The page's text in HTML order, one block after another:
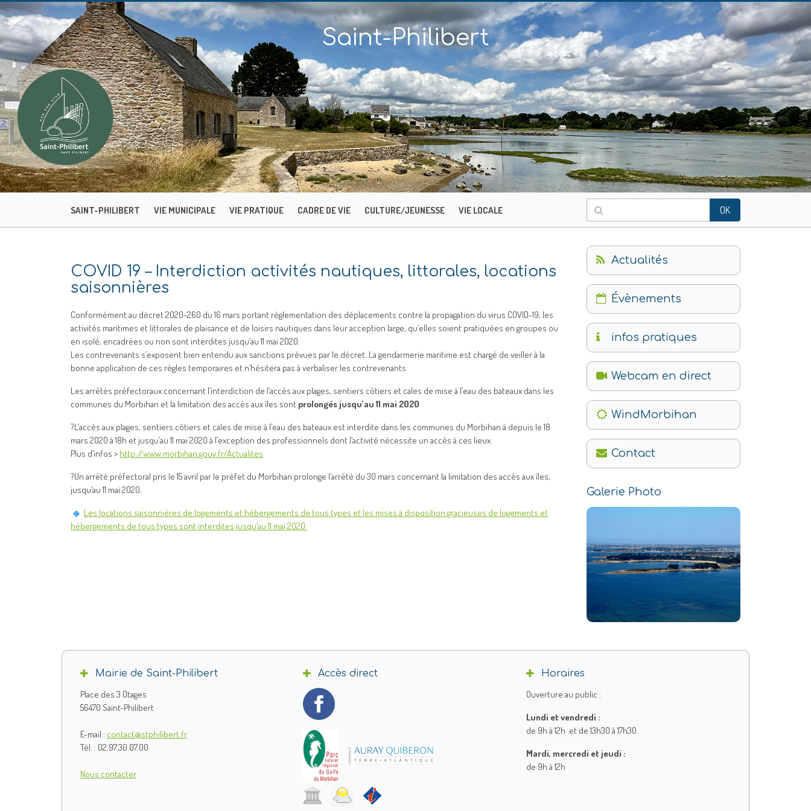
Saint-Philibert
SAINT-PHILIBERT VIE MUNICIPALE VIE PRATIQUE CADRE DE VIE CULTURE/JEUNESSE VIE LOCALE OK
COVID 19 – Interdiction activités nautiques, littorales, locations
saisonnières
Conformément au décret 2020-260 du 16 mars portant réglementation des déplacements contre la propagation du virus COVID-19, les
activités maritimes et littorales de plaisance et de loisirs nautiques dans leur acception large, qu’elles soient pratiquées en groupes ou
en isolé, encadrées ou non sont interdites jusqu’au 11 mai 2020.
Les contrevenants s’exposent bien entendu aux sanctions prévues par le décret. La gendarmerie maritime est chargé de veiller à la
bonne application de ces règles temporaires et n’hésitera pas à verbaliser les contrevenants
Les arrêtés préfectoraux concernant l’interdiction de l’accès aux plages, sentiers côtiers et cales de mise à l’eau des bateaux dans les
communes du Morbihan et la limitation des accès aux îles sont prolongés jusqu’au 11 mai 2020
?L’accès aux plages, sentiers côtiers et cales de mise à l’eau des bateaux est interdite dans les communes du Morbihan à depuis le 18
mars 2020 à 18h et jusqu’au 11 mai 2020 à l’exception des professionnels dont l’activité nécessite un accès à ces lieux.
Plus d’infos > http://www.morbihan.gouv.fr/Actualites
?Un arrêté préfectoral pris le 15 avril par le préfet du Morbihan prolonge l’arrêté du 30 mars concernant la limitation des accès aux îles,
jusqu’au 11 mai 2020.
Les locations saisonnières de logements et hébergements de tous types et les mises à disposition gracieuses de logements et
hébergements de tous types sont interdites jusqu’au 11 mai 2020.
Actualités
Évènements
infos pratiques
Webcam en direct
WindMorbihan
Contact
Galerie Photo
Mairie de Saint-Philibert
Place des 3 Otages
56470 Saint-Philibert
E-mail : contact@stphilibert.fr
Tél. : 02.97.30.07.00
Nous contacter
Accès direct Horaires
Ouverture au public :
Lundi et vendredi :
de 9h à 12h et de 13h30 à 17h30
Mardi, mercredi et jeudi :
de 9h à 12h